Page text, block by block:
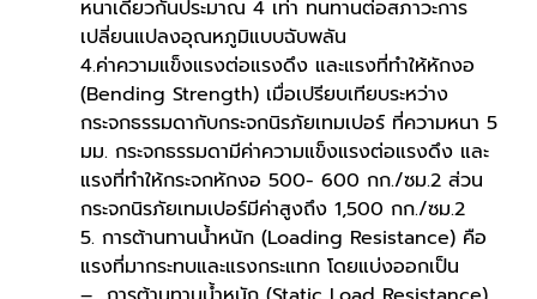
หนาเดียวกันประมาณ 4 เท่า ทนทานต่อสภาวะการ
เปลี่ยนแปลงอุณหภูมิแบบฉับพลัน
4.ค่าความแข็งแรงต่อแรงดึง และแรงที่ทำให้หักงอ
(Bending Strength) เมื่อเปรียบเทียบระหว่าง
กระจกธรรมดากับกระจกนิรภัยเทมเปอร์ ที่ความหนา 5
มม. กระจกธรรมดามีค่าความแข็งแรงต่อแรงดึง และ
แรงที่ทำให้กระจกหักงอ 500- 600 กก./ซม.2 ส่วน
กระจกนิรภัยเทมเปอร์มีค่าสูงถึง 1,500 กก./ซม.2
5. การต้านทานน้ำหนัก (Loading Resistance) คือ
แรงที่มากระทบและแรงกระแทก โดยแบ่งออกเป็น